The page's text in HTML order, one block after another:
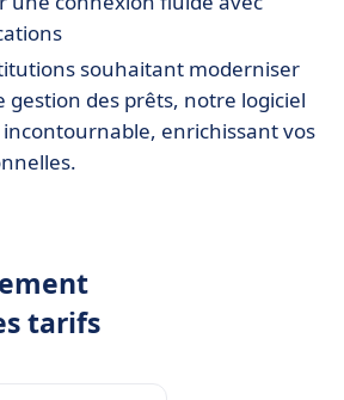
souhaitant moderniser
gestion des prêts, notre logiciel
enrichissant vos
tarifs